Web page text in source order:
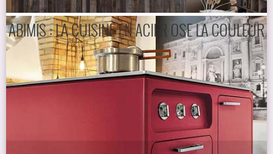
ABIMIS : LA CUISINE EN ACIER OSE LA COULEUR